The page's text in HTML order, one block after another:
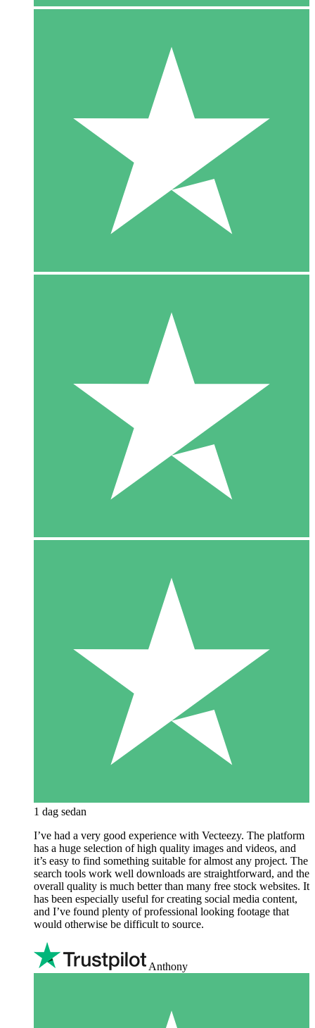
1 dag sedan
I’ve had a very good experience with Vecteezy. The platform
has a huge selection of high quality images and videos, and
it’s easy to find something suitable for almost any project. The
search tools work well downloads are straightforward, and the
overall quality is much better than many free stock websites. It
has been especially useful for creating social media content,
and I’ve found plenty of professional looking footage that
would otherwise be difficult to source.
Anthony